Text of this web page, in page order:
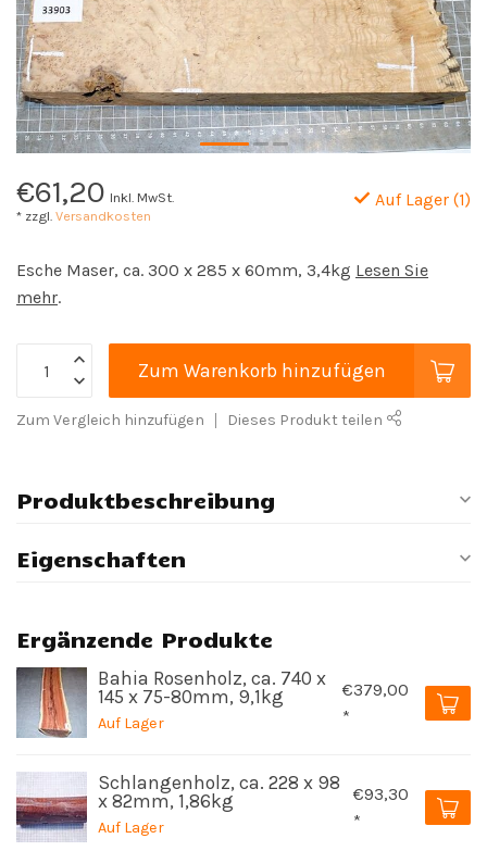
€61,20 Inkl. MwSt.
* zzgl. Versandkosten
Auf Lager (1)
Esche Maser, ca. 300 x 285 x 60mm, 3,4kg Lesen Sie
mehr.
Zum Warenkorb hinzufügen
Zum Vergleich hinzufügen Dieses Produkt teilen
Produktbeschreibung
Eigenschaften
Ergänzende Produkte
Bahia Rosenholz, ca. 740 x
145 x 75-80mm, 9,1kg
Auf Lager
€379,00
*
Schlangenholz, ca. 228 x 98
x 82mm, 1,86kg
Auf Lager
€93,30
*